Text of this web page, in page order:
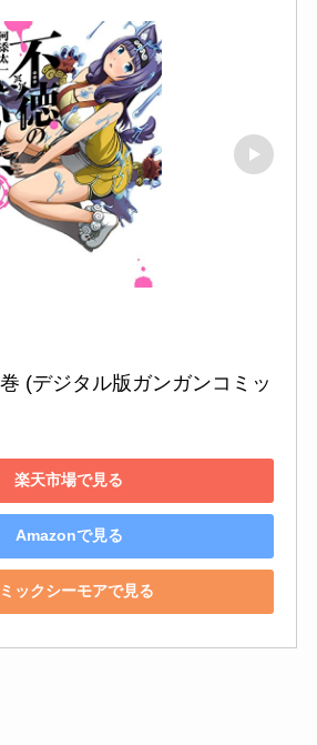
(デジタル版ガンガンコミッ
楽天市場で見る
Amazonで見る
ックシーモアで見る